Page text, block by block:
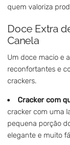
quem valoriza
Doce Extra
Canela
Um doce macio e
reconfortantes e
crackers.
Cracker com
cracker com uma
pequena porção
elegante e muito